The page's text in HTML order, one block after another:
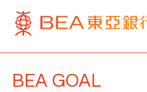
BEA GOAL